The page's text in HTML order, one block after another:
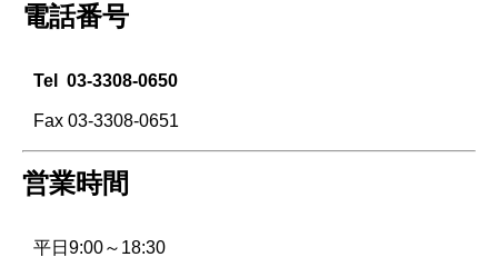
電話番号
Tel 03-3308-0650
Fax 03-3308-0651
営業時間
平日9:00～18:30